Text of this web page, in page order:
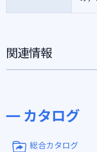
関連情報
カタログ
総合カタログ